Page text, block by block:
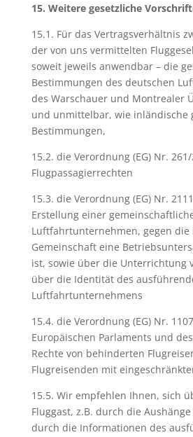
15. Weitere gesetzliche
15.1. Für das Vertragsverhältnis
der von uns vermittelten
soweit jeweils anwendbar – die
Bestimmungen des deutschen
des Warschauer und Montrealer
und unmittelbar, wie inländische
Bestimmungen,
15.2. die Verordnung (EG) Nr.
Flugpassagierrechten
15.3. die Verordnung (EG) Nr.
Erstellung einer
Luftfahrtunternehmen, gegen die
Gemeinschaft eine
ist, sowie über die Unterrichtung
über die Identität des
Luftfahrtunternehmens
15.4. die Verordnung (EG) Nr.
Europäischen Parlaments und
Rechte von behinderten
Flugreisenden mit
15.5. Wir empfehlen Ihnen, sich
Fluggast, z.B. durch die
durch die Informationen des